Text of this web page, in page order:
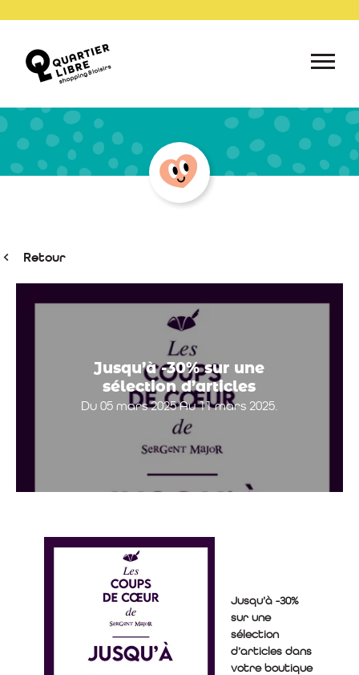
Retour
Jusqu’à -30% sur une
sélection d’articles
Du 05 mars 2025 Au 11 mars 2025.
Jusqu’à -30%
sur une
sélection
d’articles dans
votre boutique